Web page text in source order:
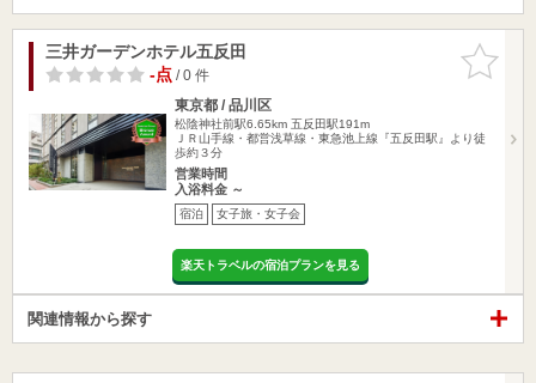
お気に入
りに追加
三井ガーデンホテル五反田
-点/ 0 件
東京都 / 品川区
松陰神社前駅6.65km 五反田駅191m
ＪＲ山手線・都営浅草線・東急池上線『五反田駅』より徒
歩約３分
営業時間
入浴料金 ～
宿泊 女子旅・女子会
楽天トラベルの宿泊プランを見る
関連情報から探す